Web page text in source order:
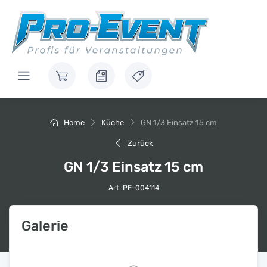
Home Küche GN 1/3 Einsatz 15 cm
Zurück
GN 1/3 Einsatz 15 cm
Art. PE-004114
Galerie